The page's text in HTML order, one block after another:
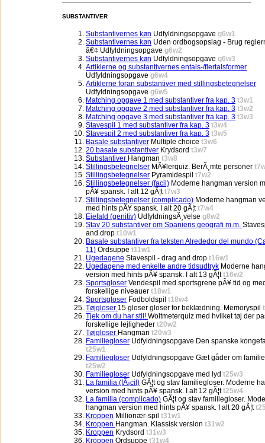
SUBSTANTIVER
Substantivernes køn Udfyldningsopgave g6w1
Substantivernes køn Uden ordbogsopslag - Brug
â€¢ Udfyldningsopgave g6w2
Substantivernes køn Udfyldningsopgave g6w3
Artiklerne og substantivernes entals-/flertalsformer
Udfyldningsopgave g6w4
Artiklerne foran substantiver med stillingsbetegnelser
Udfyldningsopgave g6w5
Matching opgave 1 med substantiver fra kap. 3 t3w1
Matching opgave 2 med substantiver fra kap. 3 t3w2
Matching opgave 3 med substantiver fra kap. 3 t3w3
Stavespil 1 med substantiver fra kap. 3 t3w4
Stavespil 2 med substantiver fra kap. 3 t3w5
Basale substantiver Multiple choice t3w6
20 basale substantiver Krydsord t3w7
Substantiver Hangman t3w8
Stillingsbetegnelser MÃ¥lerquiz. BerÃ¸mte personer
Stillingsbetegnelser Pyramidespil t7w2
Stillingsbetegnelser (facil) Moderne hangman version
pÃ¥ spansk. I alt 12 gÃ¦tt7w3
Stillingsbetegnelser (complicado) Moderne hangman
med hints pÃ¥ spansk. I alt 20 gÃ¦tt7w4
Ejefald (genitiv) UdfyldningsÃ¸velse g8w2
Stav 20 substantiver om Spaniens geografi m.m.
and drop t10w1
Basale substantiver fra teksten Alrededor del mundo
11) Ordsuppe t11w1
Ugedagene Stavespil - drag and drop t16w1
Ugedagene med enkelte andre tidsudtryk Moderne
version med hints pÃ¥ spansk. I alt 13 gÃ¦tt16w2
Sportsgloser Vendespil med sportsgrene pÃ¥ tid og
forskellige niveauer t18w1
Sportsgloser Fodboldspil t18w4
Tøjgloser 15 gloser gloser for beklædning. Memoryspil
Tjek om du har stil! Woltmeterquiz med hvilket tøj der
forskellige lejligheder t20w2
Tøjgloser Hangman t20w3
Familiegloser Udfyldningsopgave Den spanske
t25w1
Familiegloser Udfyldningsopgave Gæt gåder om
t25w2
Familiegloser Udfyldningsopgave med lyd t25w3
La familia (fÃ¡cil) GÃ¦t og stav familiegloser. Moderne
version med hints pÃ¥ spansk. I alt 12 gÃ¦tt25w4
La familia (complicado) GÃ¦t og stav familiegloser.
hangman version med hints pÃ¥ spansk. I alt 20 gÃ¦t
Kroppen Millionær-spil t31w1
Kroppen Hangman. Klassisk version t31w2
Kroppen Krydsord t31w3
Kroppen Ordsuppe t31w4